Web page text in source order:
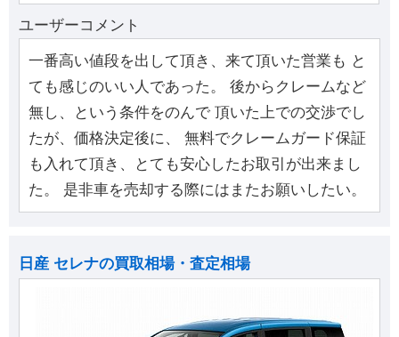
ユーザーコメント
一番高い値段を出して頂き、来て頂いた営業も と
ても感じのいい人であった。 後からクレームなど
無し、という条件をのんで 頂いた上での交渉でし
たが、価格決定後に、 無料でクレームガード保証
も入れて頂き、とても安心したお取引が出来まし
た。 是非車を売却する際にはまたお願いしたい。
日産 セレナの買取相場・査定相場